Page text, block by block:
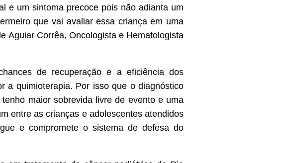
e um sintoma precoce pois não adianta um
que vai avaliar essa criança em uma
Aguiar Corrêa, Oncologista e Hematologista
de recuperação e a eficiência dos
a quimioterapia. Por isso que o diagnóstico
maior sobrevida livre de evento e uma
entre as crianças e adolescentes atendidos
e compromete o sistema de defesa do